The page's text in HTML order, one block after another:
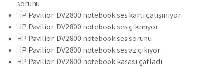
sorunu
HP Pavilion DV2800 notebook ses kartı çalışmıyor
HP Pavilion DV2800 notebook ses çıkmıyor
HP Pavilion DV2800 notebook ses sorunu
HP Pavilion DV2800 notebook ses az çıkıyor
HP Pavilion DV2800 notebook kasası çatladı